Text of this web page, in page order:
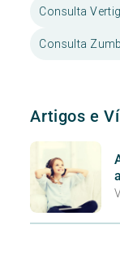
Consulta
Consulta
Artigos e